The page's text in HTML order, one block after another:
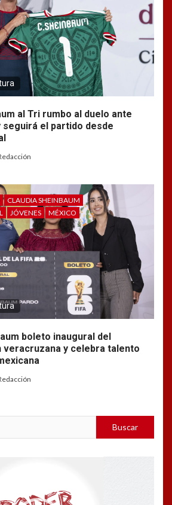
al Tri rumbo al duelo ante
seguirá el partido desde
CLAUDIA SHEINBAUM
JÓVENES MÉXICO
boleto inaugural del
veracruzana y celebra talento